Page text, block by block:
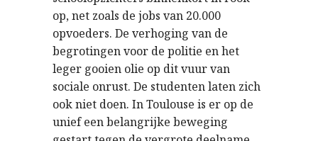
op, net zoals de jobs van 20.000
opvoeders. De verhoging van de
begrotingen voor de politie en het
leger gooien olie op dit vuur van
sociale onrust. De studenten laten zich
ook niet doen. In Toulouse is er op de
unief een belangrijke beweging